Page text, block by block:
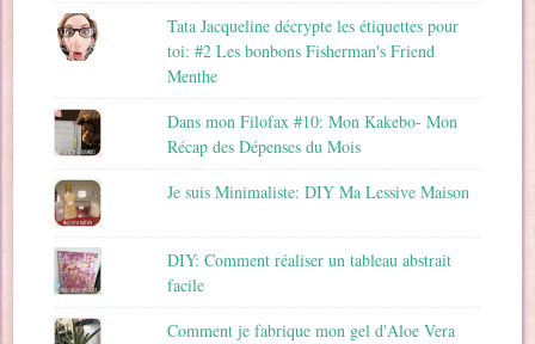
Tata Jacqueline décrypte les étiquettes pour
toi: #2 Les bonbons Fisherman's Friend
Menthe
Dans mon Filofax #10: Mon Kakebo- Mon
Récap des Dépenses du Mois
Je suis Minimaliste: DIY Ma Lessive Maison
DIY: Comment réaliser un tableau abstrait
facile
Comment je fabrique mon gel d'Aloe Vera